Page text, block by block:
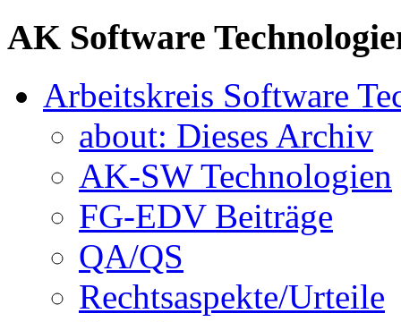
AK Software
Arbeitskreis Software
about: Dieses Archiv
AK-SW Technologien
FG-EDV Beiträge
QA/QS
Rechtsaspekte/Urteile